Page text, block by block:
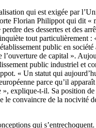
qui est exigée par
Florian Philippot qui dit «
des dessertes et des
tout particulièrement
public en
l’ouverture de capital ».
public industriel et
« Un statut qui
parce qu’il
», explique-t-il. Sa position de
le convaincre de la nocivité
qui